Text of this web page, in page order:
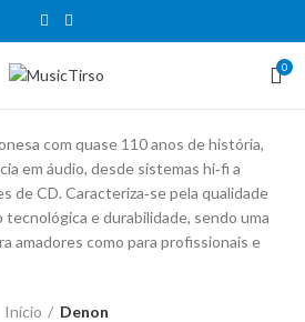
0
com quase 110 anos de história,
em áudio, desde sistemas hi‑fi a
de CD. Caracteriza‑se pela qualidade
tecnológica e durabilidade, sendo uma
amadores como para profissionais e
Início Denon